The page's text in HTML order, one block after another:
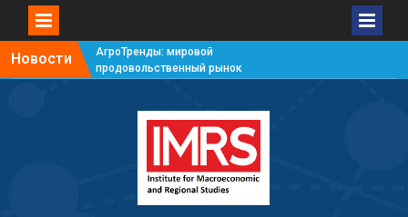
Новости
АгроТренды: мировой
продовольственный рынок
продовольственный рынок
АгроТренды: мировой
продовольственный рынок
АгроТренды: мировой